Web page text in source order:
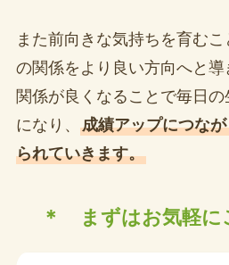
また前向きな気持ちを育む
の関係をより良い方向へと導
関係が良くなることで毎日
になり、 成績アップにつな
られていきます。
＊ まずはお気軽